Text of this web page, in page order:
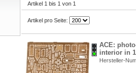
Artikel 1 bis 1 von 1
Artikel pro Seite:
ACE:
interior in
Hersteller-